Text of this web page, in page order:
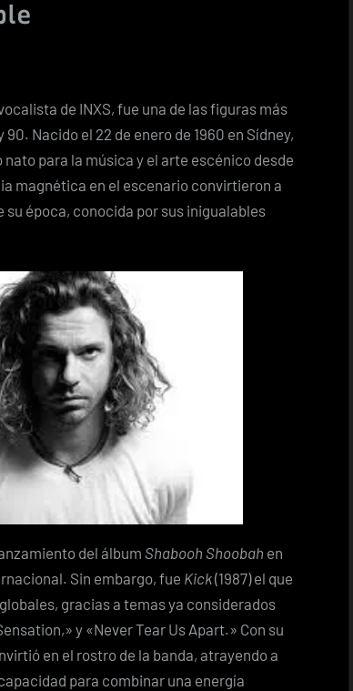
de INXS, fue una de las figuras más
Nacido el 22 de enero de 1960 en Sídney,
para la música y el arte escénico desde
magnética en el escenario convirtieron a
su época, conocida por sus inigualables
del álbum Shabooh Shoobah en
Sin embargo, fue Kick(1987) el que
gracias a temas ya considerados
y «Never Tear Us Apart.» Con su
en el rostro de la banda, atrayendo a
para combinar una energía